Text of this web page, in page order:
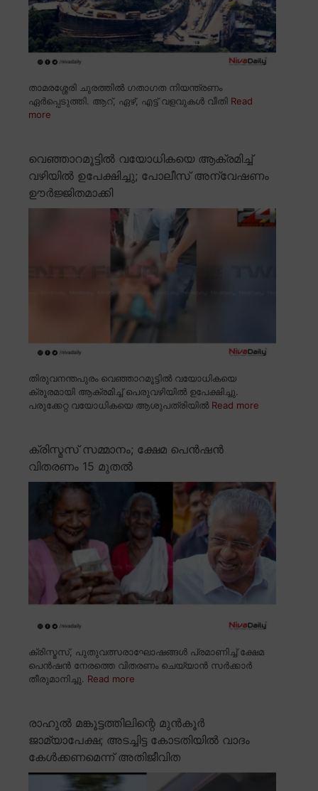
താമരശ്ശേരി ചുരത്തിൽ ഗതാഗത നിയന്ത്രണം
ഏർപ്പെടുത്തി. ആറ്, ഏഴ്, എട്ട് വളവുകൾ വീതി Read
more
വെഞ്ഞാറമൂട്ടിൽ വയോധികയെ ആക്രമിച്ച്
വഴിയിൽ ഉപേക്ഷിച്ചു; പോലീസ് അന്വേഷണം
ഊർജ്ജിതമാക്കി
തിരുവനന്തപുരം വെഞ്ഞാറമൂട്ടിൽ വയോധികയെ
ക്രൂരമായി ആക്രമിച്ച് പെരുവഴിയിൽ ഉപേക്ഷിച്ചു.
പരുക്കേറ്റ വയോധികയെ ആശുപത്രിയിൽ Read more
ക്രിസ്മസ് സമ്മാനം; ക്ഷേമ പെൻഷൻ
വിതരണം 15 മുതൽ
ക്രിസ്മസ്, പുതുവത്സരാഘോഷങ്ങൾ പ്രമാണിച്ച് ക്ഷേമ
പെൻഷൻ നേരത്തെ വിതരണം ചെയ്യാൻ സർക്കാർ
തീരുമാനിച്ചു. Read more
രാഹുൽ മങ്കൂട്ടത്തിലിന്റെ മുൻകൂർ
ജാമ്യാപേക്ഷ; അടച്ചിട്ട കോടതിയിൽ വാദം
കേൾക്കണമെന്ന് അതിജീവിത